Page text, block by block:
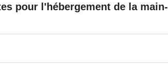
pour l'hébergement de la main-